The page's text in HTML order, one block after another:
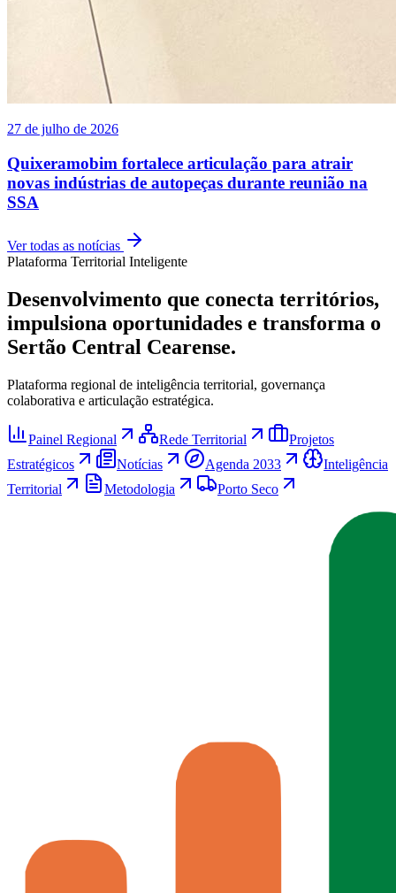
27 de julho de 2026
Quixeramobim fortalece articulação para atrair
novas indústrias de autopeças durante reunião na
SSA
Ver todas as notícias
Plataforma Territorial Inteligente
Desenvolvimento que conecta territórios,
impulsiona oportunidades e transforma o
Sertão Central Cearense.
Plataforma regional de inteligência territorial, governança
colaborativa e articulação estratégica.
Painel Regional Rede Territorial
Projetos
Estratégicos
Notícias Agenda 2033
Inteligência
Territorial
Metodologia Porto Seco